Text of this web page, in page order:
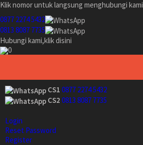
Klik nomor untuk langsung menghubungi kami
0877 2274 5432
0813 8087 7735
Hubungi kami,klik disini
0
CS1 0877 2274 5432
CS2 0813 8087 7735
Login
Reset Password
Register